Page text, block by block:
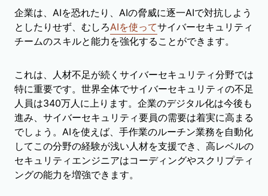
企業は、AIを恐れたり、AIの脅威に逐一AIで対抗しよう
としたりせず、むしろAIを使ってサイバーセキュリティ
チームのスキルと能力を強化することができます。
これは、人材不足が続くサイバーセキュリティ分野では
特に重要です。世界全体でサイバーセキュリティの不足
人員は340万人に上ります。企業のデジタル化は今後も
進み、サイバーセキュリティ要員の需要は着実に高まる
でしょう。AIを使えば、手作業のルーチン業務を自動化
してこの分野の経験が浅い人材を支援でき、高レベルの
セキュリティエンジニアはコーディングやスクリプティ
ングの能力を増強できます。